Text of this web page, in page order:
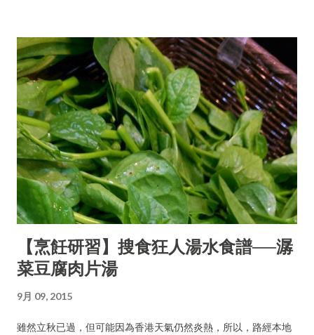
【烹飪研習】搜食狂人湯水食譜──潺
菜豆腐肉片湯
9月 09, 2015
雖然立秋已過，但可能因為香港天氣仍然炎熱，所以，路經本地